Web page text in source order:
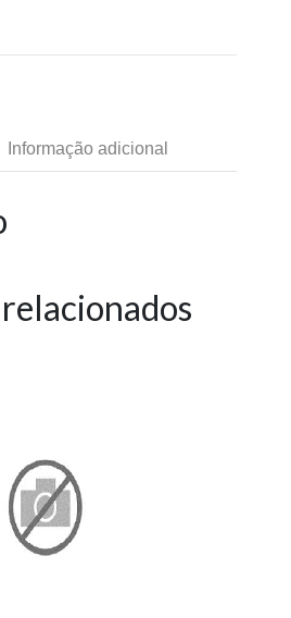
Informação adicional